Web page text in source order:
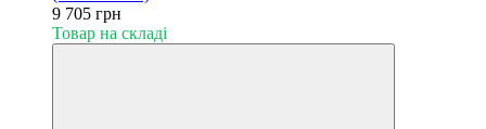
9 705 грн
Товар на складі